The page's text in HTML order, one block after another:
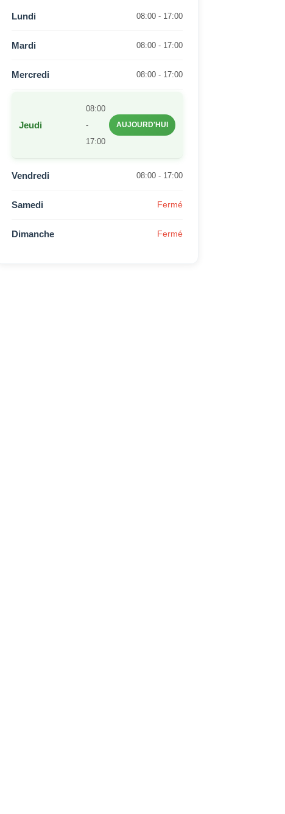
Lundi 08:00 - 17:00
Mardi 08:00 - 17:00
Mercredi 08:00 - 17:00
Jeudi
08:00
-
17:00
AUJOURD'HUI
Vendredi 08:00 - 17:00
Samedi Fermé
Dimanche Fermé